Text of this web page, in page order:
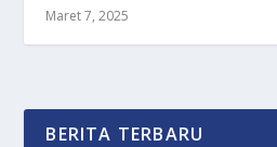
Maret 7, 2025
BERITA TERBARU